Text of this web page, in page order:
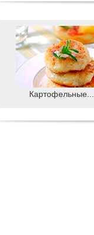
Картофельные...